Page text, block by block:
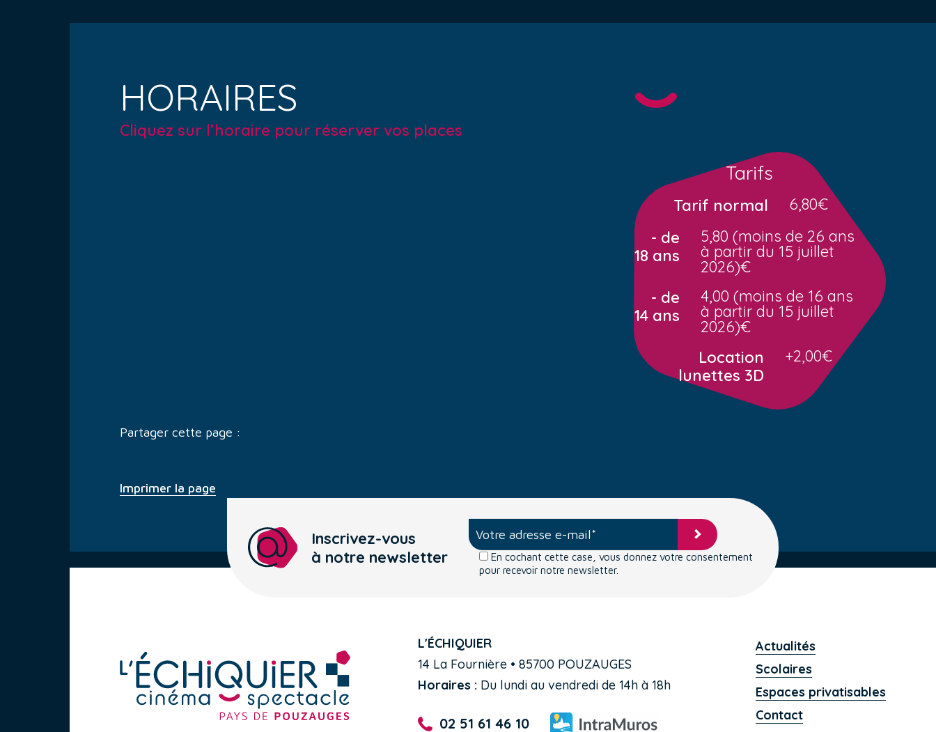
HORAIRES
Cliquez sur l’horaire pour réserver vos places
Tarifs
Tarif normal
6,80€
- de
18 ans
5,80 (moins de 26 ans
à partir du 15 juillet
2026)€
- de
14 ans
4,00 (moins de 16 ans
à partir du 15 juillet
2026)€
Location
lunettes 3D
+2,00€
Partager cette page :
Imprimer la page
Inscrivez-vous
à notre newsletter
En cochant cette case, vous donnez votre consentement
pour recevoir notre newsletter.
L'ÉCHIQUIER
14 La Fournière • 85700 POUZAUGES
Horaires : Du lundi au vendredi de 14h à 18h
02 51 61 46 10
Actualités
Scolaires
Espaces privatisables
Contact